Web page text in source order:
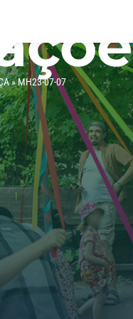
»MH23-07-07